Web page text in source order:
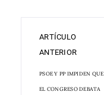
ARTÍCULO
ANTERIOR
PSOE Y PP IMPIDEN QUE
EL CONGRESO DEBATA